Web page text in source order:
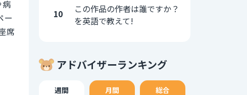
ー
席
10
この作品の作者は誰ですか？
を英語で教えて!
アドバイザーランキング
週間 月間 総合